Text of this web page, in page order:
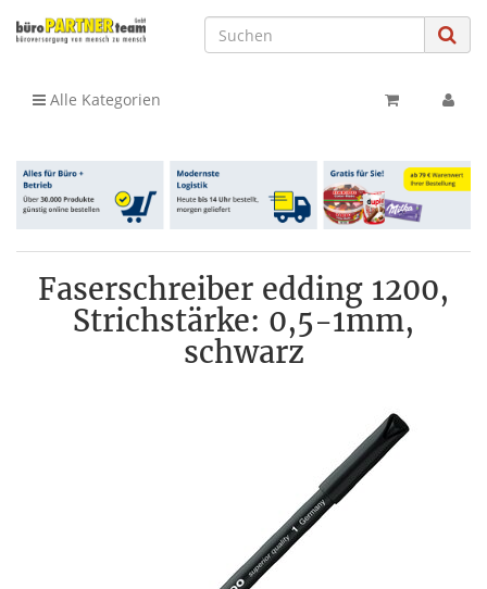
Alle Kategorien
Faserschreiber edding 1200,
Strichstärke: 0,5-1mm,
schwarz